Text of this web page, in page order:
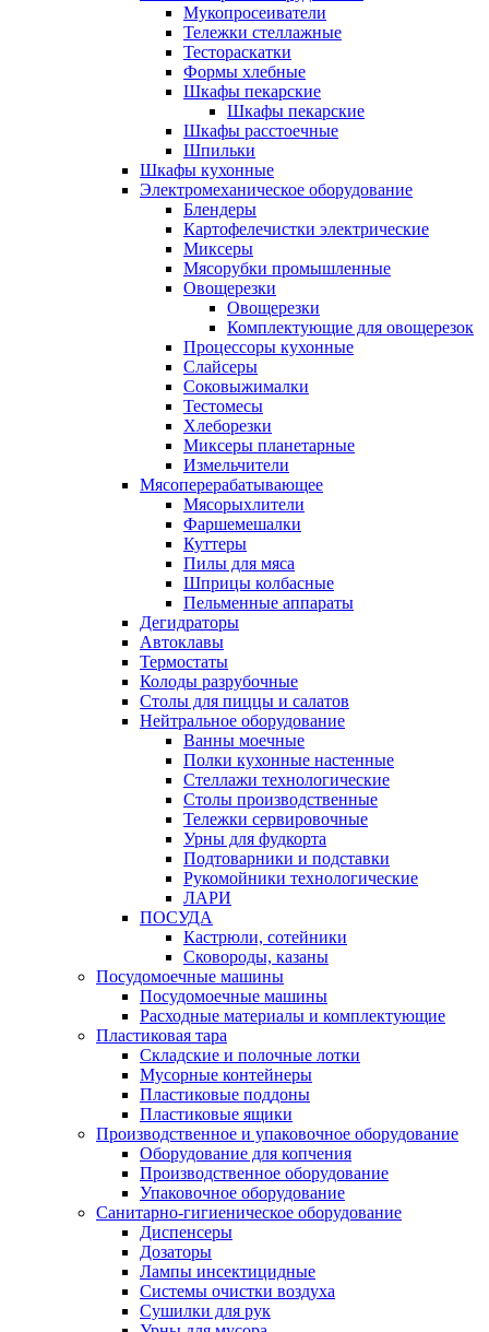
Мукопросеиватели
Тележки стеллажные
Тестораскатки
Формы хлебные
Шкафы пекарские
Шкафы пекарские
Шкафы расстоечные
Шпильки
Шкафы кухонные
Электромеханическое оборудование
Блендеры
Картофелечистки электрические
Миксеры
Мясорубки промышленные
Овощерезки
Овощерезки
Комплектующие для овощерезок
Процессоры кухонные
Слайсеры
Соковыжималки
Тестомесы
Хлеборезки
Миксеры планетарные
Измельчители
Мясоперерабатывающее
Мясорыхлители
Фаршемешалки
Куттеры
Пилы для мяса
Шприцы колбасные
Пельменные аппараты
Дегидраторы
Автоклавы
Термостаты
Колоды разрубочные
Столы для пиццы и салатов
Нейтральное оборудование
Ванны моечные
Полки кухонные настенные
Стеллажи технологические
Столы производственные
Тележки сервировочные
Урны для фудкорта
Подтоварники и подставки
Рукомойники технологические
ЛАРИ
ПОСУДА
Кастрюли, сотейники
Сковороды, казаны
Посудомоечные машины
Посудомоечные машины
Расходные материалы и комплектующие
Пластиковая тара
Складские и полочные лотки
Мусорные контейнеры
Пластиковые поддоны
Пластиковые ящики
Производственное и упаковочное оборудование
Оборудование для копчения
Производственное оборудование
Упаковочное оборудование
Санитарно-гигиеническое оборудование
Диспенсеры
Дозаторы
Лампы инсектицидные
Системы очистки воздуха
Сушилки для рук